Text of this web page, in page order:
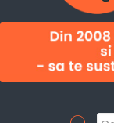
Sunt primul